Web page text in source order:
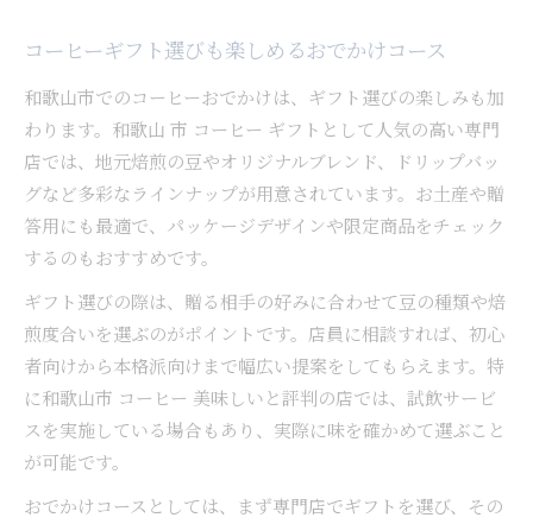
コーヒーギフト選びも楽しめるおでかけコース
和歌山市でのコーヒーおでかけは、ギフト選びの楽しみも加
わります。和歌山 市 コーヒー ギフトとして人気の高い専門
店では、地元焙煎の豆やオリジナルブレンド、ドリップバッ
グなど多彩なラインナップが用意されています。お土産や贈
答用にも最適で、パッケージデザインや限定商品をチェック
するのもおすすめです。
ギフト選びの際は、贈る相手の好みに合わせて豆の種類や焙
煎度合いを選ぶのがポイントです。店員に相談すれば、初心
者向けから本格派向けまで幅広い提案をしてもらえます。特
に和歌山市 コーヒー 美味しいと評判の店では、試飲サービ
スを実施している場合もあり、実際に味を確かめて選ぶこと
が可能です。
おでかけコースとしては、まず専門店でギフトを選び、その